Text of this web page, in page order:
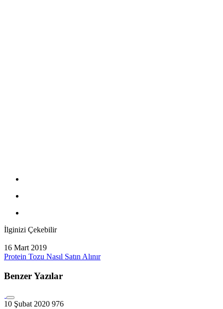
İlginizi Çekebilir
16 Mart 2019
Protein Tozu Nasıl Satın Alınır
Benzer Yazılar
10 Şubat 2020 976